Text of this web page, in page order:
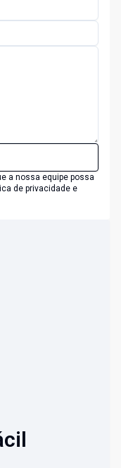
a nossa equipe possa
de privacidade e